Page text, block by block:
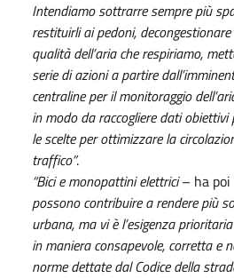
Intendiamo sottrarre sempre più
restituirli ai pedoni,
qualità dell’aria che respiriamo,
serie di azioni a partire
centraline per il monitoraggio
in modo da raccogliere dati obiettivi
le scelte per ottimizzare la
traffico”.
“Bici e monopattini elettrici– ha poi
possono contribuire a rendere più
urbana, ma vi è l’esigenza
in maniera consapevole, corretta e
norme dettate dal Codice della